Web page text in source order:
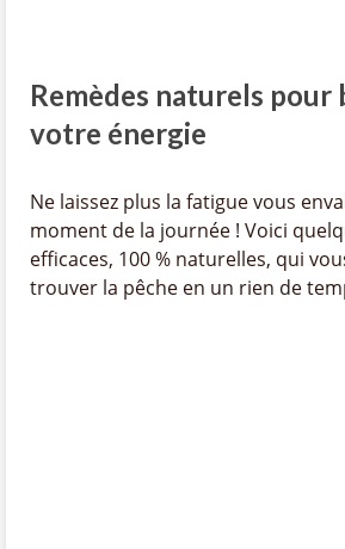
Remèdes naturels pour
votre énergie
Ne laissez plus la fatigue vous
moment de la journée ! Voici
efficaces, 100 % naturelles, qui
trouver la pêche en un rien de